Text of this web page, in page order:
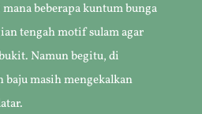
beberapa kuntum bunga
tengah motif sulam agar
Namun begitu, di
masih mengekalkan